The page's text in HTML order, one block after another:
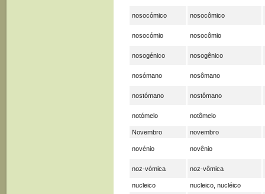
nosocómico nosocômico
nosocómio nosocômio
nosogénico nosogênico
nosómano nosômano
nostómano nostômano
notómelo notômelo
Novembro novembro
novénio novênio
noz-vómica noz-vômica
nucleico
nucleico, nucléico